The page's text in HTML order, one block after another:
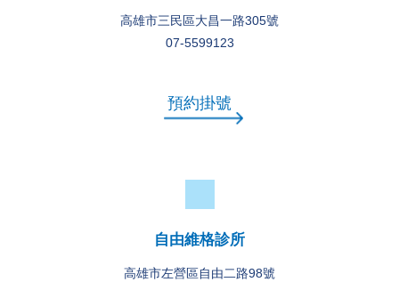
高雄市三民區大昌一路305號
07-5599123
預約掛號
自由維格診所
高雄市左營區自由二路98號